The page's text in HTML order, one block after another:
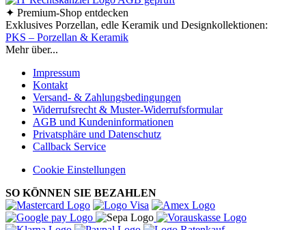
✦ Premium-Shop entdecken
Exklusives Porzellan, edle Keramik und Designkollektionen:
PKS – Porzellan & Keramik
Mehr über...
Impressum
Kontakt
Versand- & Zahlungsbedingungen
Widerrufsrecht & Muster-Widerrufsformular
AGB und Kundeninformationen
Privatsphäre und Datenschutz
Callback Service
Cookie Einstellungen
SO KÖNNEN SIE BEZAHLEN